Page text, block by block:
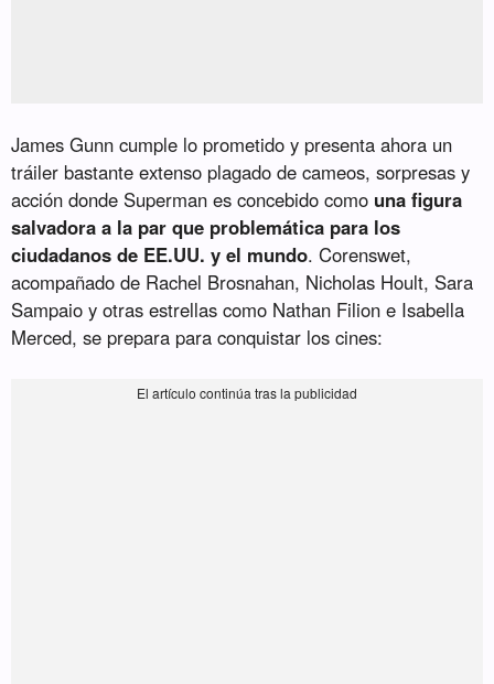
James Gunn cumple lo prometido y presenta ahora un
tráiler bastante extenso plagado de cameos, sorpresas y
acción donde Superman es concebido como una figura
salvadora a la par que problemática para los
ciudadanos de EE.UU. y el mundo. Corenswet,
acompañado de Rachel Brosnahan, Nicholas Hoult, Sara
Sampaio y otras estrellas como Nathan Filion e Isabella
Merced, se prepara para conquistar los cines: